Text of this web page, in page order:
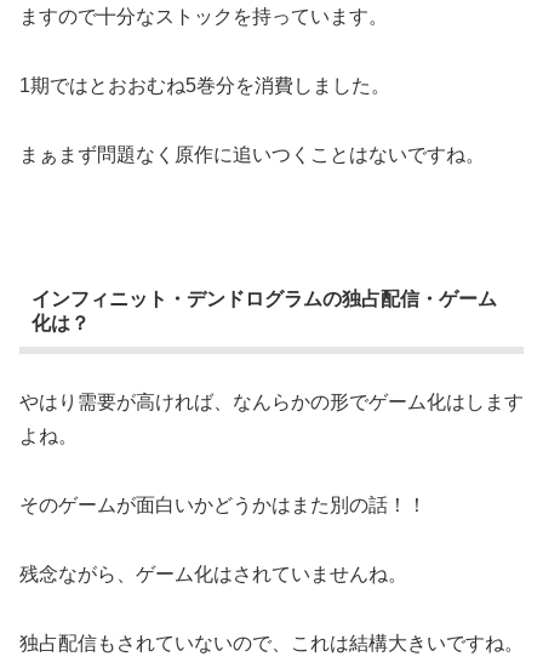
ますので十分なストックを持っています。
1期ではとおおむね5巻分を消費しました。
まぁまず問題なく原作に追いつくことはないですね。
インフィニット・デンドログラムの独占配信・ゲーム
化は？
やはり需要が高ければ、なんらかの形でゲーム化はします
よね。
そのゲームが面白いかどうかはまた別の話！！
残念ながら、ゲーム化はされていませんね。
独占配信もされていないので、これは結構大きいですね。